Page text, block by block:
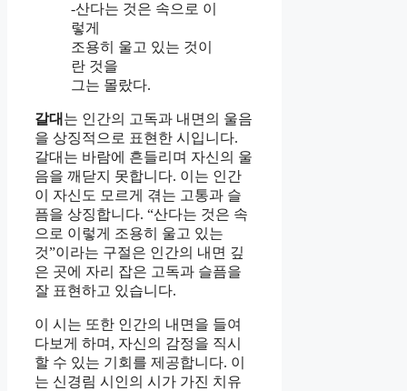
-산다는 것은 속으로 이
렇게
조용히 울고 있는 것이
란 것을
그는 몰랐다.
갈대 는 인간의 고독과 내면의 울음
을 상징적으로 표현한 시입니다.
갈대는 바람에 흔들리며 자신의 울
음을 깨닫지 못합니다. 이는 인간
이 자신도 모르게 겪는 고통과 슬
픔을 상징합니다. “산다는 것은 속
으로 이렇게 조용히 울고 있는
것”이라는 구절은 인간의 내면 깊
은 곳에 자리 잡은 고독과 슬픔을
잘 표현하고 있습니다.
이 시는 또한 인간의 내면을 들여
다보게 하며, 자신의 감정을 직시
할 수 있는 기회를 제공합니다. 이
는 신경림 시인의 시가 가진 치유